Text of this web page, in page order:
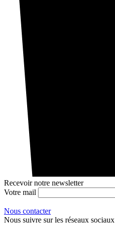
Recevoir notre newsletter
Votre mail
Nous contacter
Nous suivre sur les réseaux sociaux